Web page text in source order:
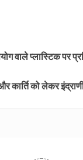
वाले प्‍लास्टिक पर
कार्ति को लेकर